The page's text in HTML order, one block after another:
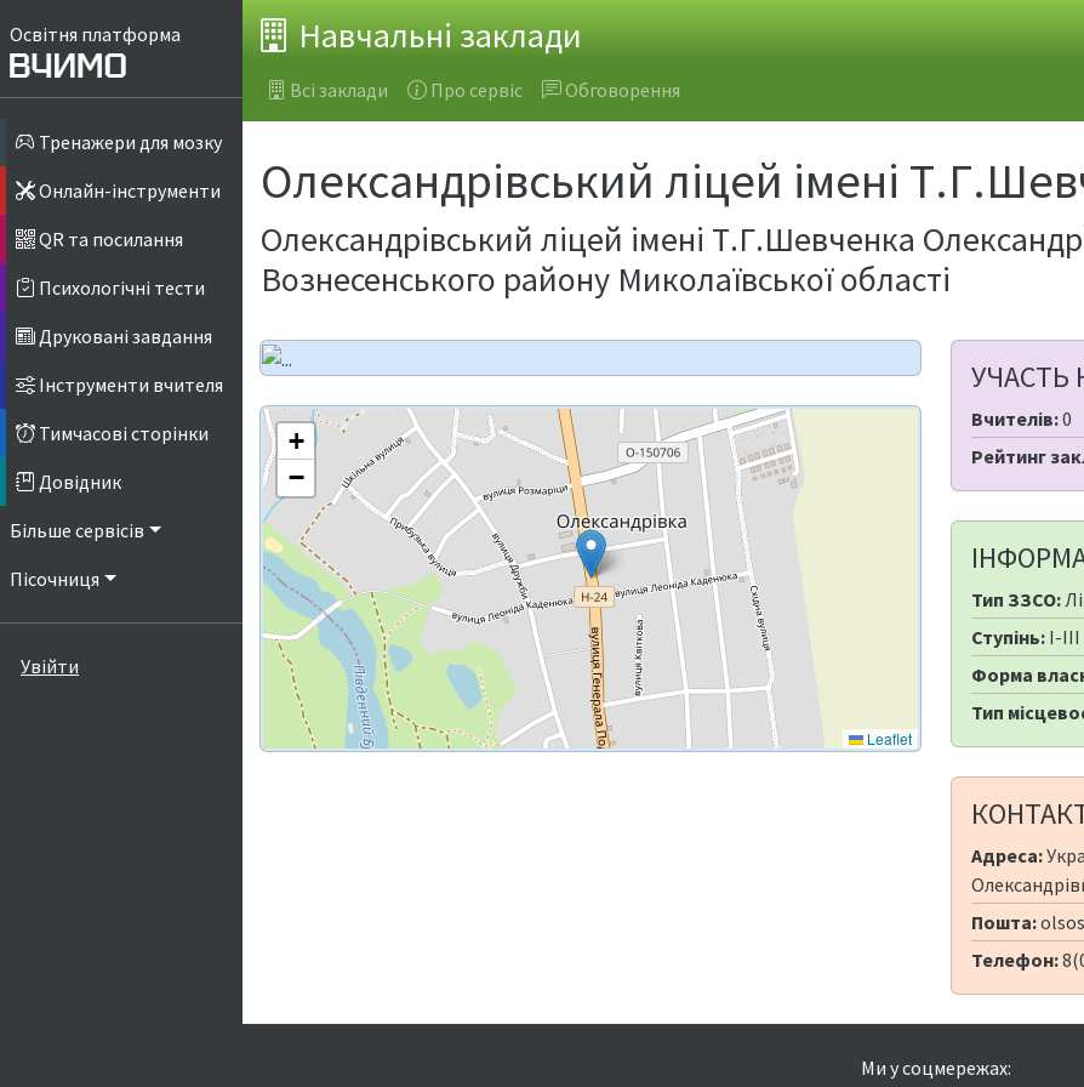
Освітня платформа
Тренажери для мозку
Онлайн-інструменти
QR та посилання
Психологічні тести
Друковані завдання
Інструменти вчителя
Тимчасові сторінки
Довідник
Більше сервісів
Пісочниця
Увійти
Навчальні заклади
Всі заклади Про сервіс Обговорення
Олександрівський ліцей імені
Олександрівський ліцей імені Т.Г.Шевченка
Вознесенського району Миколаївської області
+
−
Leaflet
УЧАСТЬ
Вчителів:0
Рейтинг
Тип ЗЗСО:
Ступінь: I-III
Форма
Тип
Адреса:
Пошта:
Телефон:
Ми у соцмережах: